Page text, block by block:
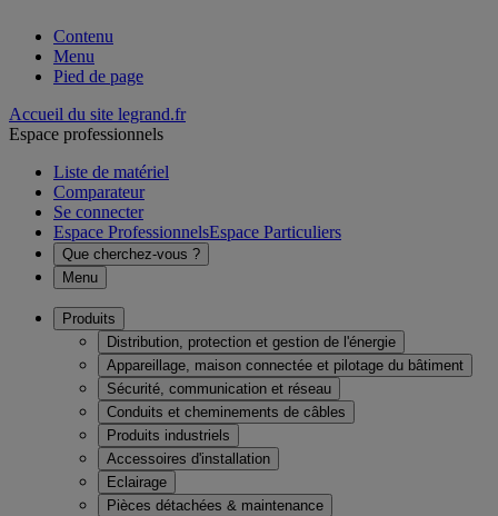
Contenu
Menu
Pied de page
Accueil du site legrand.fr
Espace professionnels
Liste de matériel
Comparateur
Se connecter
Espace ProfessionnelsEspace Particuliers
Que cherchez-vous ?
Menu
Produits
Distribution, protection et gestion de l'énergie
Appareillage, maison connectée et pilotage du bâtiment
Sécurité, communication et réseau
Conduits et cheminements de câbles
Produits industriels
Accessoires d'installation
Eclairage
Pièces détachées & maintenance